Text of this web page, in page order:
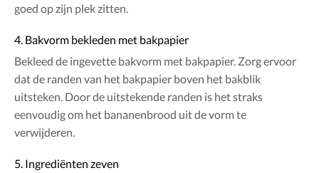
goed op zijn plek zitten.
4. Bakvorm bekleden met bakpapier
Bekleed de ingevette bakvorm met bakpapier. Zorg ervoor
dat de randen van het bakpapier boven het bakblik
uitsteken. Door de uitstekende randen is het straks
eenvoudig om het bananenbrood uit de vorm te
verwijderen.
5. Ingrediënten zeven